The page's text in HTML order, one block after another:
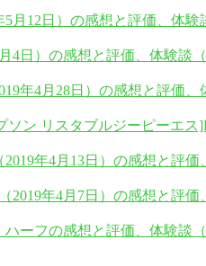
月12日）の感想と評価、体験
4日）の感想と評価、体験談
年4月28日）の感想と評価、
ン リスタブルジーピーエス
年4月13日）の感想と評価
年4月7日）の感想と評価
ーフの感想と評価、体験談